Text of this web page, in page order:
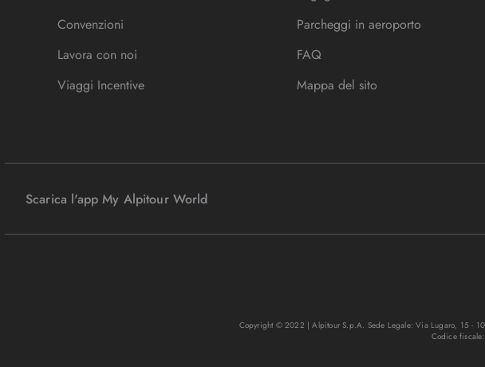
Convenzioni
Lavora con noi
Viaggi Incentive
Parcheggi in aeroporto
FAQ
Mappa del sito
Scarica l'app My Alpitour World
Copyright © 2022 | Alpitour S.p.A. Sede Legale: Via Lugaro, 15 -
Codice